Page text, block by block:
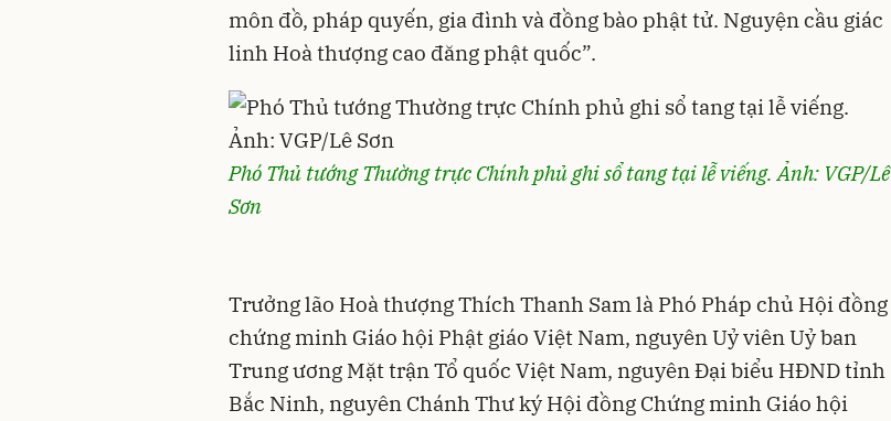
môn đồ, pháp quyến, gia đình và đồng bào phật tử. Nguyện cầu giác
linh Hoà thượng cao đăng phật quốc”.
Phó Thủ tướng Thường trực Chính phủ ghi sổ tang tại lễ viếng. Ảnh: VGP/Lê
Sơn
Trưởng lão Hoà thượng Thích Thanh Sam là Phó Pháp chủ Hội đồng
chứng minh Giáo hội Phật giáo Việt Nam, nguyên Uỷ viên Uỷ ban
Trung ương Mặt trận Tổ quốc Việt Nam, nguyên Đại biểu HĐND tỉnh
Bắc Ninh, nguyên Chánh Thư ký Hội đồng Chứng minh Giáo hội